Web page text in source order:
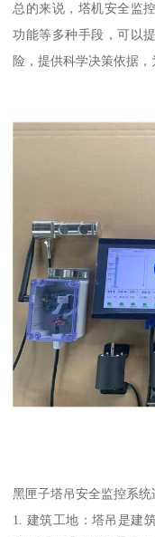
总的来说，塔机安全监
功能等多种手段，可以
险，提供科学决策依据
黑匣子塔吊安全监控系统
1. 建筑工地：塔吊是建